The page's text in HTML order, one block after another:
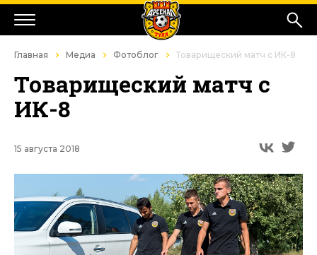
Главная Медиа Фотоблог Товарищеский матч с ИК-8
Товарищеский матч с
ИК-8
15 августа 2018